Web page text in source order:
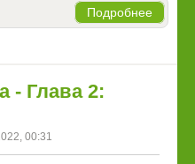
Подробнее
- Глава 2:
00:31